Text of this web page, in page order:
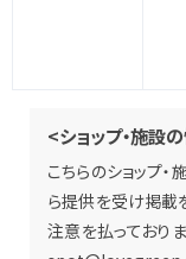
<ショップ・施設
こちらのショップ
ら提供を受け掲載
注意を払っており